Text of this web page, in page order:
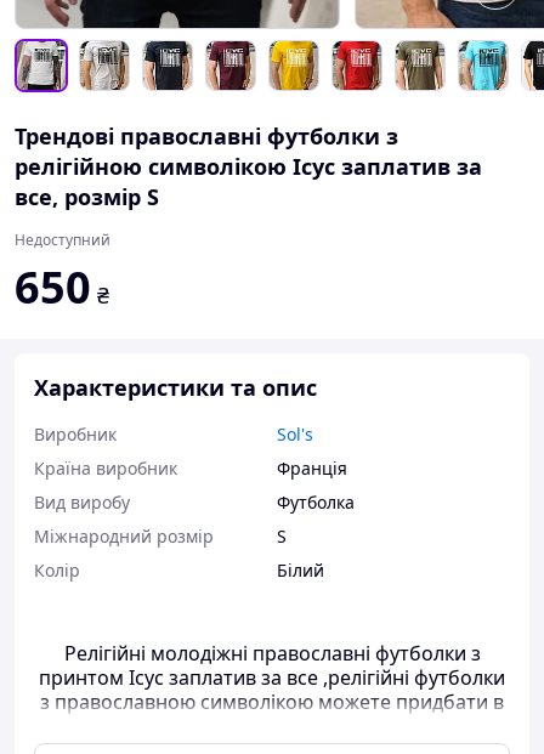
Трендові православні футболки з
релігійною символікою Ісус заплатив за
все, розмір S
Недоступний
650 ₴
Характеристики та опис
Виробник
Sol's
Країна виробник
Франція
Вид виробу
Футболка
Міжнародний розмір
S
Колір
Білий
Релігійні молодіжні православні футболки з
принтом Ісус заплатив за все ,релігійні футболки
з православною символікою можете придбати в